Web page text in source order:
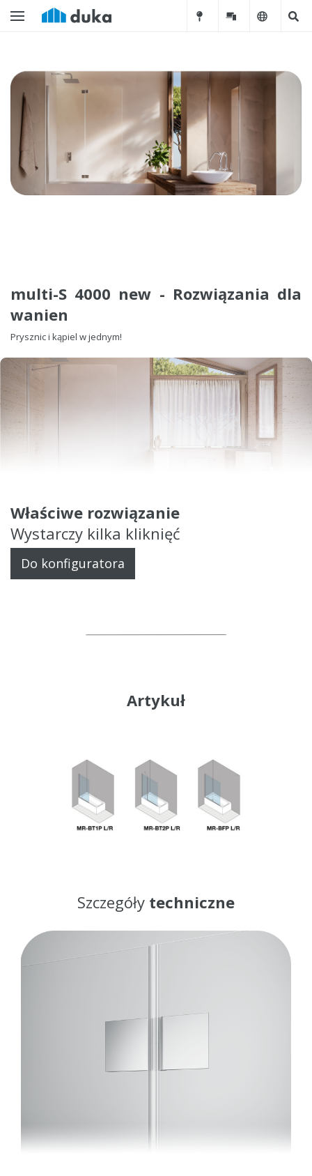
multi-S 4000 new - Rozwiązania dla
wanien
Prysznic i kąpiel w jednym!
Właściwe rozwiązanie
Wystarczy kilka kliknięć
Do konfiguratora
Artykuł
Szczegóły techniczne